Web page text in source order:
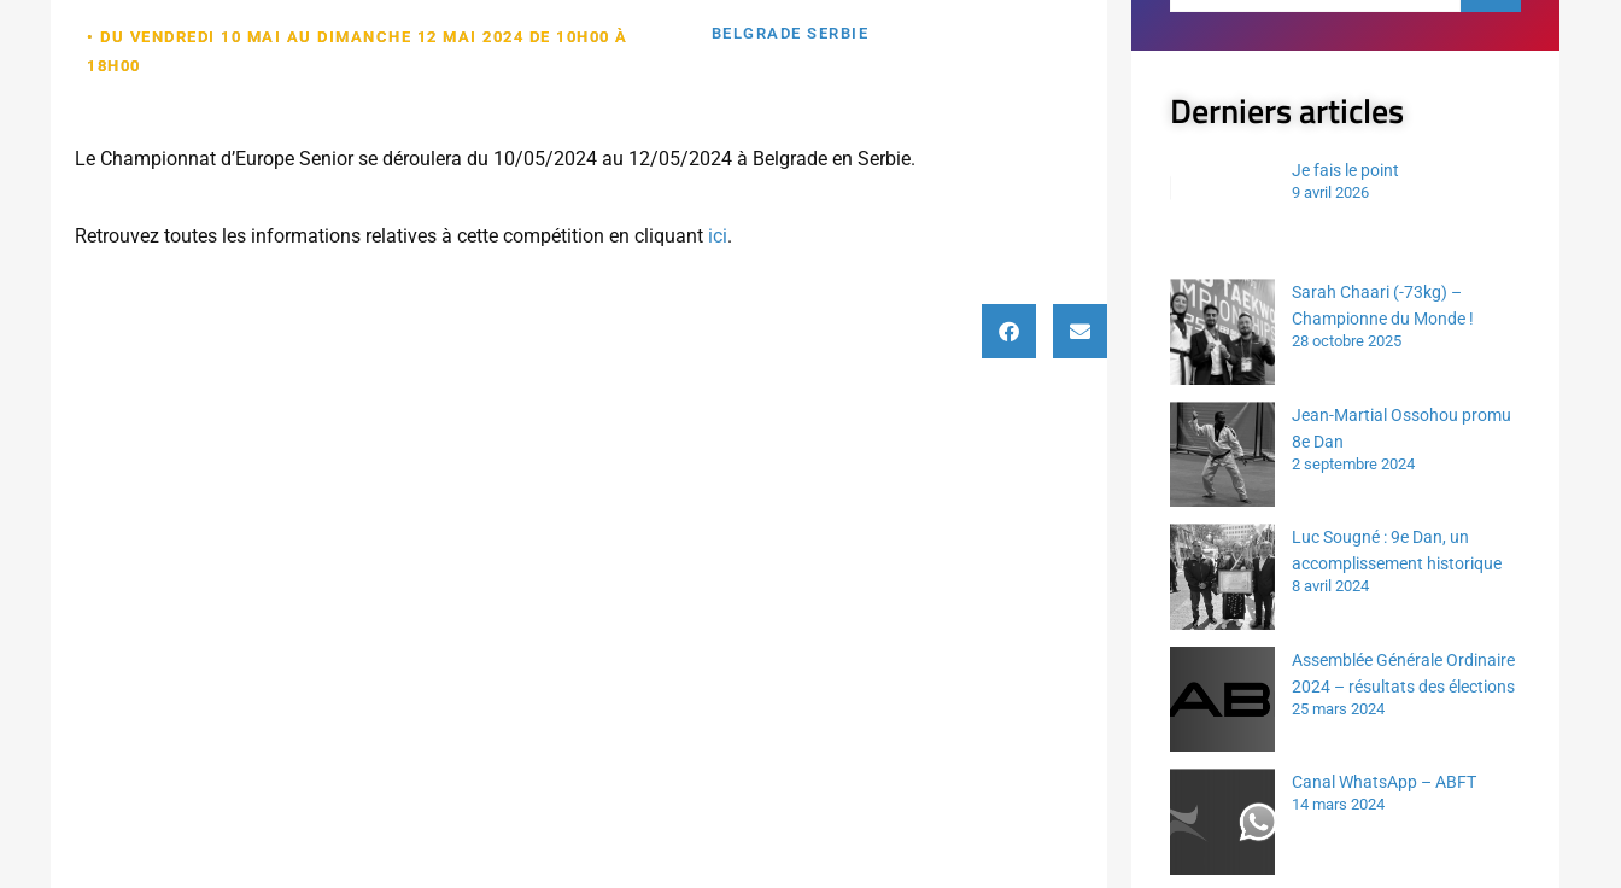
• DU VENDREDI 10 MAI AU DIMANCHE 12 MAI 2024 DE 10H00 À
18H00
BELGRADE SERBIE
Le Championnat d’Europe Senior se déroulera du 10/05/2024 au 12/05/2024 à Belgrade en Serbie.
Retrouvez toutes les informations relatives à cette compétition en cliquant ici.
Derniers articles
Je fais le point
9 avril 2026
Sarah Chaari (-73kg) –
Championne du Monde !
28 octobre 2025
Jean-Martial Ossohou promu
8e Dan
2 septembre 2024
Luc Sougné : 9e Dan, un
accomplissement historique
8 avril 2024
Assemblée Générale Ordinaire
2024 – résultats des élections
25 mars 2024
Canal WhatsApp – ABFT
14 mars 2024